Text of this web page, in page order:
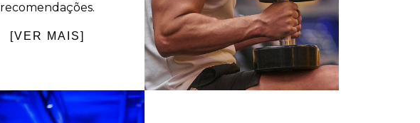
recomendações.
[VER MAIS]